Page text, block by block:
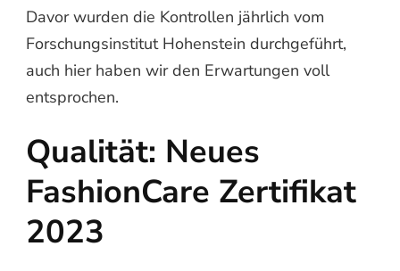
Davor wurden die Kontrollen jährlich vom
Forschungsinstitut Hohenstein durchgeführt,
auch hier haben wir den Erwartungen voll
entsprochen.
Qualität: Neues
FashionCare Zertifikat
2023